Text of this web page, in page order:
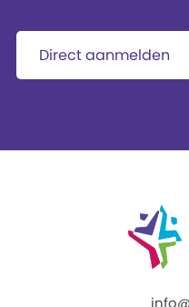
Direct aanmelden